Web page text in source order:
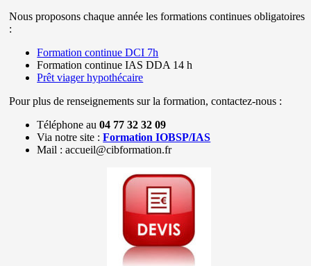
Nous proposons chaque année les formations continues obligatoires
:
Formation continue DCI 7h
Formation continue IAS DDA 14 h
Prêt viager hypothécaire
Pour plus de renseignements sur la formation, contactez-nous :
Téléphone au04 77 32 32 09
Via notre site :Formation IOBSP/IAS
Mail : accueil@cibformation.fr